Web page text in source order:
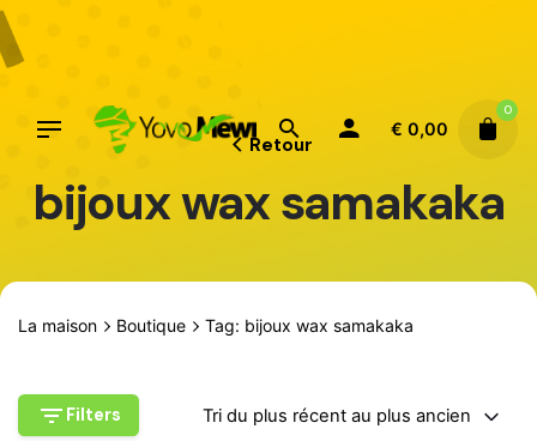
Aller
au
contenu
€ 0,00
0
Retour
bijoux wax samakaka
La maison Boutique Tag: bijoux wax samakaka
Filters Tri du plus récent au plus ancien